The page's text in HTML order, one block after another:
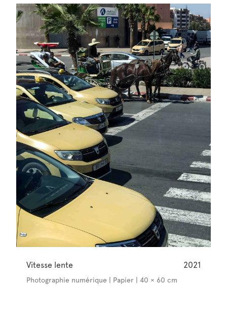
Vitesse lente 2021
Photographie numérique | Papier | 40 × 60 cm